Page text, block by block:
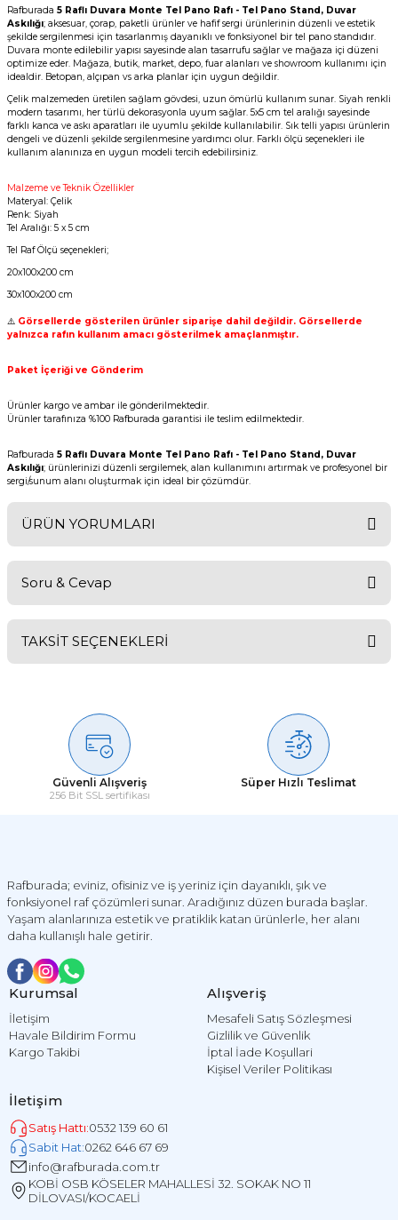
Rafburada 5 Raflı Duvara Monte Tel Pano Rafı - Tel Pano Stand, Duvar
Askılığı; aksesuar, çorap, paketli ürünler ve hafif sergi ürünlerinin düzenli ve estetik
şekilde sergilenmesi için tasarlanmış dayanıklı ve fonksiyonel bir tel pano standıdır.
Duvara monte edilebilir yapısı sayesinde alan tasarrufu sağlar ve mağaza içi düzeni
optimize eder. Mağaza, butik, market, depo, fuar alanları ve showroom kullanımı için
idealdir. Betopan, alçıpan vs arka planlar için uygun değildir.
Çelik malzemeden üretilen sağlam gövdesi, uzun ömürlü kullanım sunar. Siyah renkli
modern tasarımı, her türlü dekorasyonla uyum sağlar. 5x5 cm tel aralığı sayesinde
farklı kanca ve askı aparatları ile uyumlu şekilde kullanılabilir. Sık telli yapısı ürünlerin
dengeli ve düzenli şekilde sergilenmesine yardımcı olur. Farklı ölçü seçenekleri ile
kullanım alanınıza en uygun modeli tercih edebilirsiniz.
Malzeme ve Teknik Özellikler
Materyal: Çelik
Renk: Siyah
Tel Aralığı: 5 x 5 cm
Tel Raf Ölçü seçenekleri;
20x100x200 cm
30x100x200 cm
⚠️ Görsellerde gösterilen ürünler siparişe dahil değildir. Görsellerde
yalnızca rafın kullanım amacı gösterilmek amaçlanmıştır.
Paket İçeriği ve Gönderim
Ürünler kargo ve ambar ile gönderilmektedir.
Ürünler tarafınıza %100 Rafburada garantisi ile teslim edilmektedir.
Rafburada 5 Raflı Duvara Monte Tel Pano Rafı - Tel Pano Stand, Duvar
Askılığı; ürünlerinizi düzenli sergilemek, alan kullanımını artırmak ve profesyonel bir
sergi/sunum alanı oluşturmak için ideal bir çözümdür.
ÜRÜN YORUMLARI
Soru & Cevap
Ürün hakkında henüz soru sorulmamış.
TAKSİT SEÇENEKLERİ
Güvenli Alışveriş
256 Bit SSL sertifikası
Süper Hızlı Teslimat
Rafburada; eviniz, ofisiniz ve iş yeriniz için dayanıklı, şık ve
fonksiyonel raf çözümleri sunar. Aradığınız düzen burada başlar.
Yaşam alanlarınıza estetik ve pratiklik katan ürünlerle, her alanı
daha kullanışlı hale getirir.
Kurumsal
İletişim
Havale Bildirim Formu
Kargo Takibi
Alışveriş
Mesafeli Satış Sözleşmesi
Gizlilik ve Güvenlik
İptal İade Koşullari
Kişisel Veriler Politikası
İletişim
Satış Hattı:0532 139 60 61
Sabit Hat:0262 646 67 69
info@rafburada.com.tr
KOBİ OSB KÖSELER MAHALLESİ 32. SOKAK NO 11
DİLOVASI/KOCAELİ